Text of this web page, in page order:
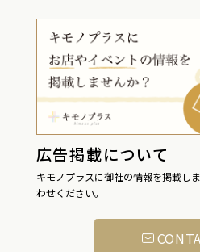
広告掲載について
キモノプラスに御社の情報を掲載し
わせください。